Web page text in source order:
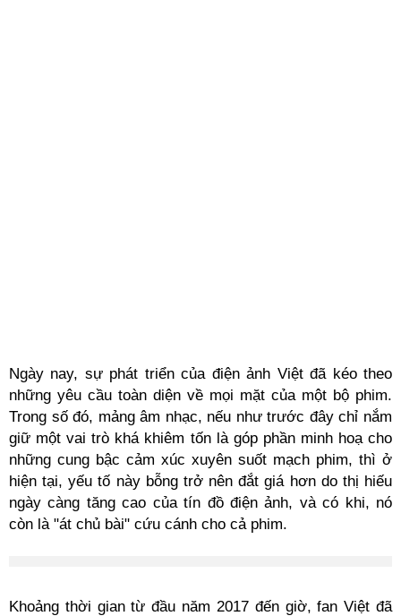
Ngày nay, sự phát triển của điện ảnh Việt đã kéo theo
những yêu cầu toàn diện về mọi mặt của một bộ phim.
Trong số đó, mảng âm nhạc, nếu như trước đây chỉ nắm
giữ một vai trò khá khiêm tốn là góp phần minh hoạ cho
những cung bậc cảm xúc xuyên suốt mạch phim, thì ở
hiện tại, yếu tố này bỗng trở nên đắt giá hơn do thị hiếu
ngày càng tăng cao của tín đồ điện ảnh, và có khi, nó
còn là "át chủ bài" cứu cánh cho cả phim.
Khoảng thời gian từ đầu năm 2017 đến giờ, fan Việt đã